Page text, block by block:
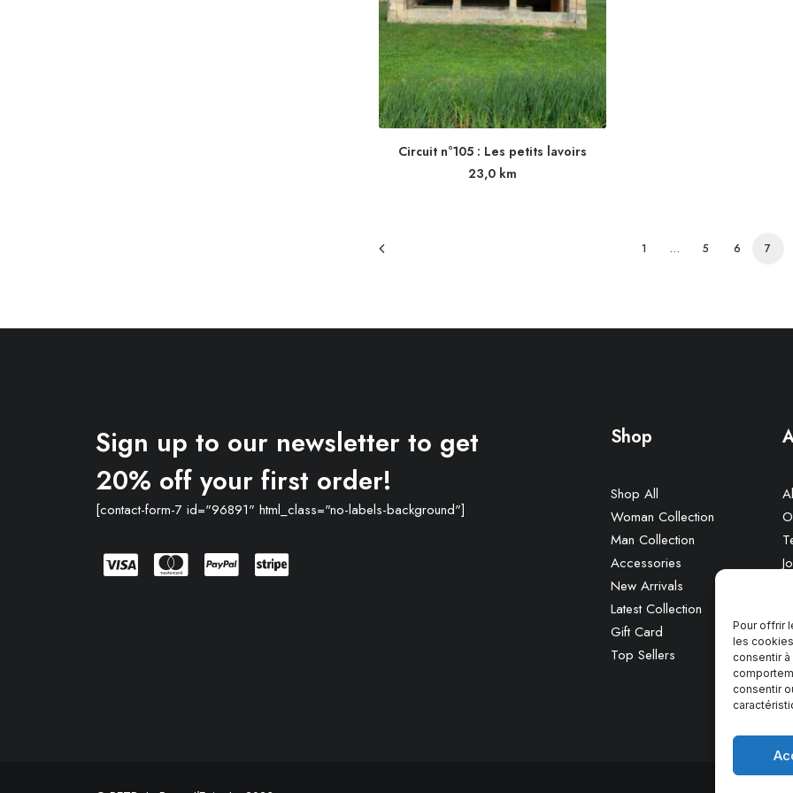
Pour offrir
les
consentir
consentir
Circuit n°105 : Les petits lavoirs
23,0 km
1 … 5 6 7
Sign up to our newsletter to get
20% off your first order!
[contact-form-7 id="96891" html_class="no-labels-background"]
Shop
Shop All
Woman Collection
Man Collection
Accessories
New Arrivals
Latest Collection
Gift Card
Top Sellers